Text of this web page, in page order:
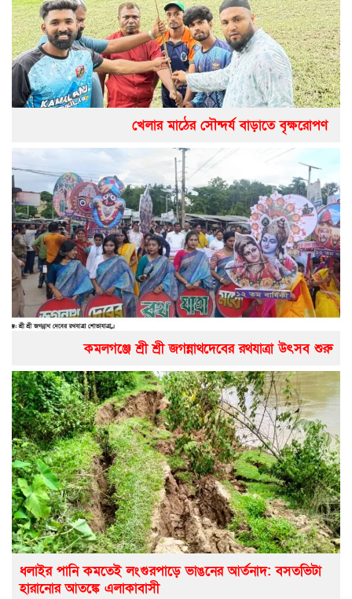
খেলার মাঠের সৌন্দর্য বাড়াতে বৃক্ষরোপণ
কমলগঞ্জে শ্রী শ্রী জগন্নাথদেবের রথযাত্রা উৎসব শুরু
ধলাইর পানি কমতেই লংগুরপাড়ে ভাঙনের আর্তনাদ: বসতভিটা
হারানোর আতঙ্কে এলাকাবাসী